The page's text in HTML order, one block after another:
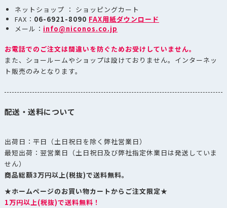
ネットショップ ： ショッピングカート
FAX： 06-6921-8090 FAX用紙ダウンロード
メール： info@niconos.co.jp
お電話でのご注文は間違いを防ぐためお受けしていません。
また、ショールームやショップは設けておりません。インターネッ
ト販売のみとなります。
配送・送料について
出荷日：平日（土日祝日を除く弊社営業日）
最短出荷：翌営業日（土日祝日及び弊社指定休業日は発送していま
せん）
商品総額3万円以上(税抜)で送料無料。
★ホームページのお買い物カートからご注文限定★
1万円以上(税抜)で送料無料！